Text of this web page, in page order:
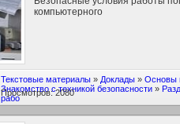
компьютерного
Текстовые материалы » Доклады » Основы
Знакомство с техникой безопасности »
рабо
Просмотров: 2080